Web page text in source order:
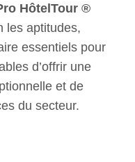
HôtelTour ®
les aptitudes,
essentiels pour
d’offrir une
et de
du secteur.